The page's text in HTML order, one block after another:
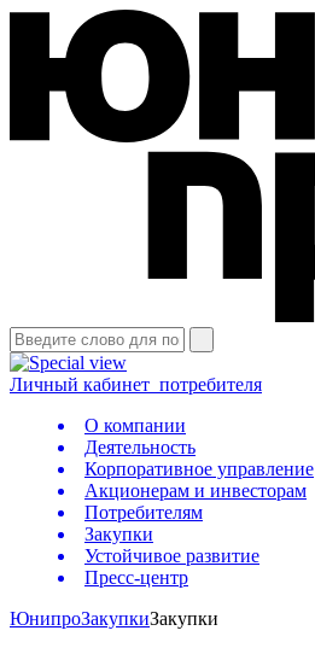
Личный кабинет потребителя
О компании
Деятельность
Корпоративное управление
Акционерам и инвесторам
Потребителям
Закупки
Устойчивое развитие
Пресс-центр
ЮнипроЗакупкиЗакупки